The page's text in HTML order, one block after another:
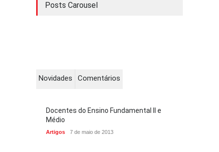
Posts Carousel
Novidades Comentários
Docentes do Ensino Fundamental II e
Médio
Artigos 7 de maio de 2013